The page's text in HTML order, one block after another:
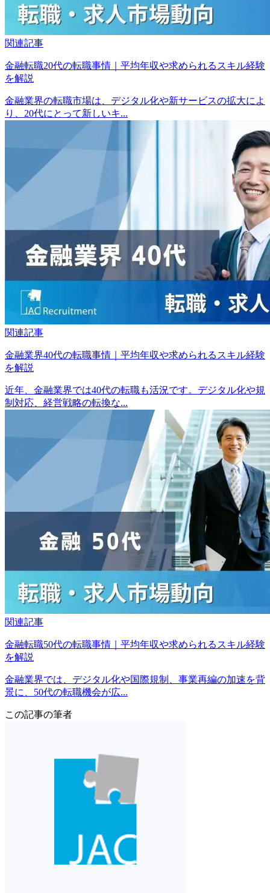
関連記事
金融転職20代の転職事情｜平均年収や求められるスキル経験
を解説
金融業界の転職市場は、デジタル化や新サービスの拡大によ
り、20代にとって新しいキ...
関連記事
金融業界40代の転職事情｜平均年収や求められるスキル経験
を解説
近年、金融業界では40代の転職も活況です。デジタル化や規
制対応、経営戦略の転換な...
関連記事
金融転職50代の転職事情｜平均年収や求められるスキル経験
を解説
金融業界では、デジタル化や国際規制、事業再編の加速を背
景に、50代の転職機会が広...
この記事の筆者